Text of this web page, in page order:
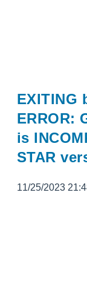
EXITING
ERROR:
is
STAR
11/25/2023